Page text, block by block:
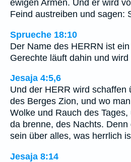
ewigen Armen. Und er wird
Feind austreiben und sagen:
Sprueche 18:10
Der Name des HERRN ist
Gerechte läuft dahin und wird
Jesaja 4:5,6
Und der HERR wird schaffen
des Berges Zion, und wo
Wolke und Rauch des
da brenne, des Nachts.
sein über alles, was herrlich
Jesaja 8:14